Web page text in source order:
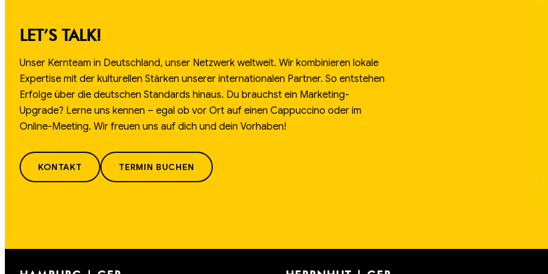
LET’S TALK!
Unser Kernteam in Deutschland, unser Netzwerk weltweit. Wir kombinieren lokale
Expertise mit der kulturellen Stärken unserer internationalen Partner. So entstehen
Erfolge über die deutschen Standards hinaus. Du brauchst ein Marketing-
Upgrade? Lerne uns kennen – egal ob vor Ort auf einen Cappuccino oder im
Online-Meeting. Wir freuen uns auf dich und dein Vorhaben!
KONTAKT TERMIN BUCHEN